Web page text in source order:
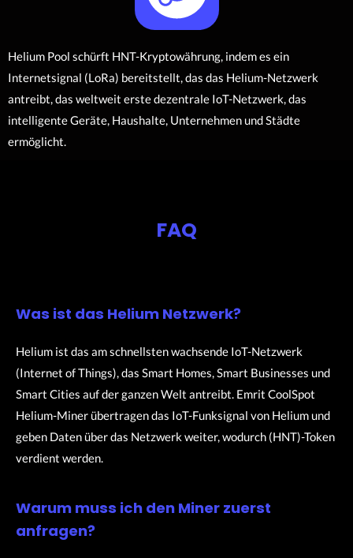
Helium Pool schürft HNT-Kryptowährung, indem es ein
Internetsignal (LoRa) bereitstellt, das das Helium-Netzwerk
antreibt, das weltweit erste dezentrale IoT-Netzwerk, das
intelligente Geräte, Haushalte, Unternehmen und Städte
ermöglicht.
FAQ
Was ist das Helium Netzwerk?
Helium ist das am schnellsten wachsende IoT-Netzwerk
(Internet of Things), das Smart Homes, Smart Businesses und
Smart Cities auf der ganzen Welt antreibt. Emrit CoolSpot
Helium-Miner übertragen das IoT-Funksignal von Helium und
geben Daten über das Netzwerk weiter, wodurch (HNT)-Token
verdient werden.
Warum muss ich den Miner zuerst
anfragen?